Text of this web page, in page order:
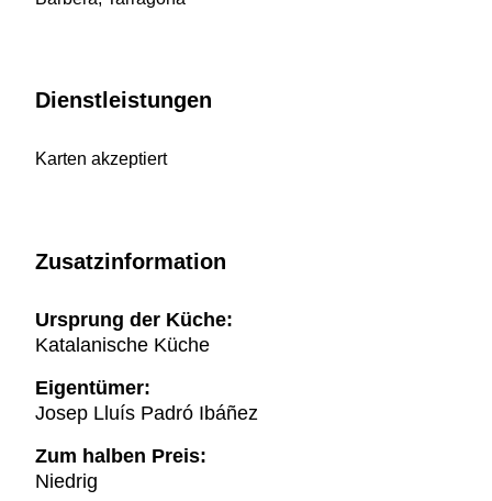
Dienstleistungen
Karten akzeptiert
Zusatzinformation
Ursprung der Küche:
Katalanische Küche
Eigentümer:
Josep Lluís Padró Ibáñez
Zum halben Preis:
Niedrig